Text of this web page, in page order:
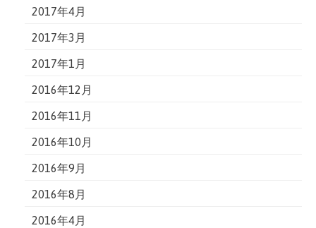
2017年4月
2017年3月
2017年1月
2016年12月
2016年11月
2016年10月
2016年9月
2016年8月
2016年4月